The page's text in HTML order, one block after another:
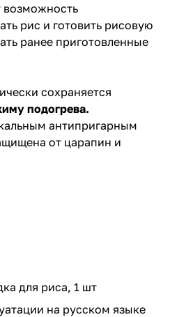
возможность
рис и готовить рисовую
ранее приготовленные
сохраняется
подогрева.
антипригарным
от царапин и
для риса, 1 шт
на русском языке